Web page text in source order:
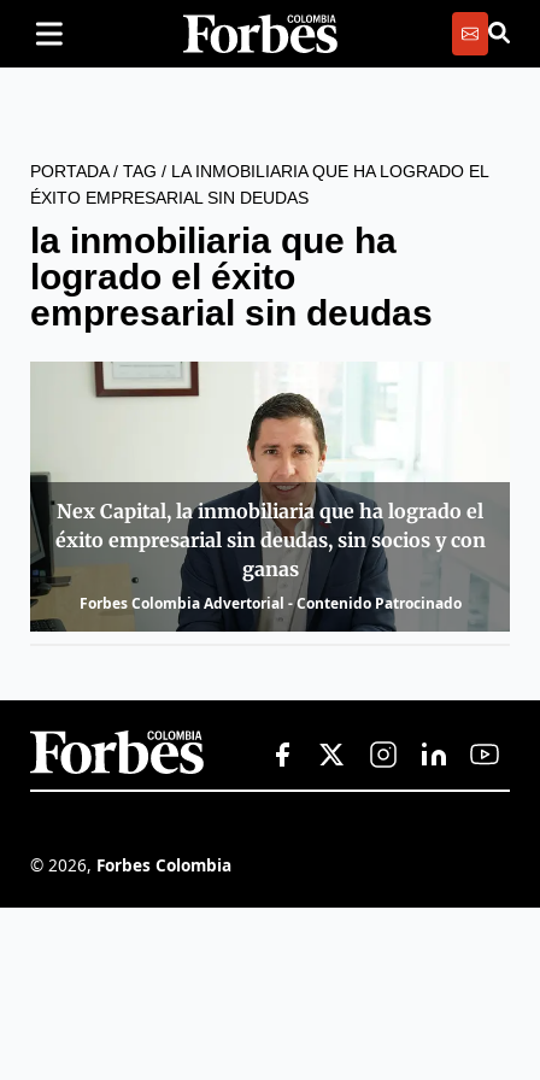
PORTADA/ TAG / LA INMOBILIARIA QUE HA LOGRADO EL
ÉXITO EMPRESARIAL SIN DEUDAS
la inmobiliaria que ha
logrado el éxito
empresarial sin deudas
Nex Capital, la inmobiliaria que ha logrado el
éxito empresarial sin deudas, sin socios y con
ganas
Forbes Colombia Advertorial - Contenido Patrocinado
© 2026, Forbes Colombia